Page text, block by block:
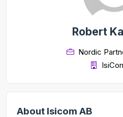
Robert
Nordic
About Isicom AB